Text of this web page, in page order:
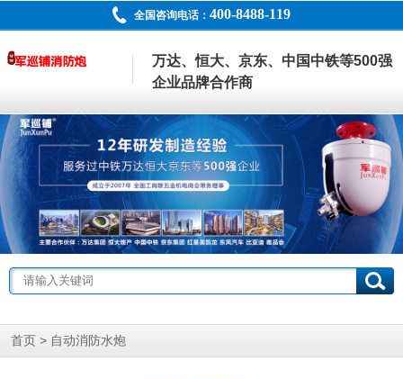
全国咨询电话： 400-8488-119
万达、恒大、京东、中国中铁等500强
企业品牌合作商
首页 > 自动消防水炮